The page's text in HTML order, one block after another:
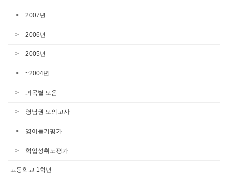
2007년
2006년
2005년
~2004년
과목별 모음
영남권 모의고사
영어듣기평가
학업성취도평가
고등학교 1학년